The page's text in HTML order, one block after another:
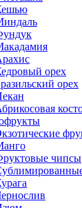
орех
орех
чипсы